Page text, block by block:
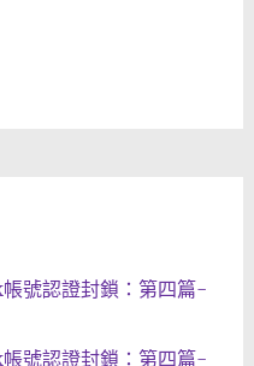
號認證封鎖：第四篇-
號認證封鎖：第四篇-